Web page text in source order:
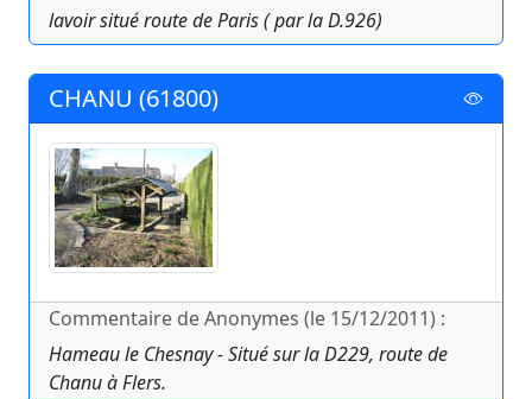
lavoir situé route de Paris ( par la D.926)
CHANU (61800)
Commentaire de Anonymes (le 15/12/2011) :
Hameau le Chesnay - Situé sur la D229, route de
Chanu à Flers.